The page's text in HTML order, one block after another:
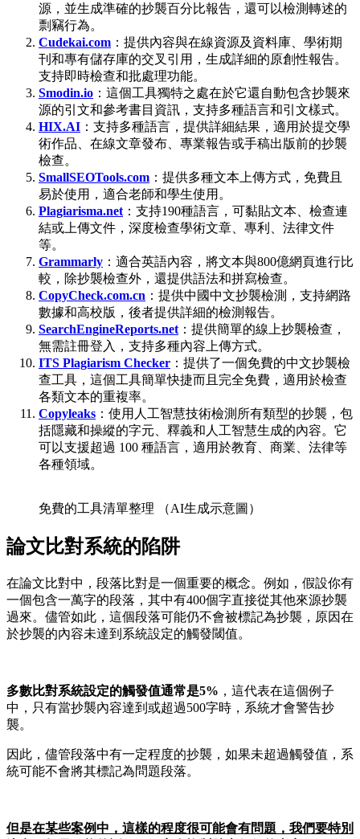
源，並生成準確的抄襲百分比報告，還可以檢測轉述的
剽竊行為。
Cudekai.com ：提供內容與在線資源及資料庫、學術期
刊和專有儲存庫的交叉引用，生成詳細的原創性報告。
支持即時檢查和批處理功能。
Smodin.io ：這個工具獨特之處在於它還自動包含抄襲來
源的引文和參考書目資訊，支持多種語言和引文樣式。
HIX.AI ：支持多種語言，提供詳細結果，適用於提交學
術作品、在線文章發布、專業報告或手稿出版前的抄襲
檢查。
SmallSEOTools.com ：提供多種文本上傳方式，免費且
易於使用，適合老師和學生使用。
Plagiarisma.net：支持190種語言，可黏貼文本、檢查連
結或上傳文件，深度檢查學術文章、專利、法律文件
等。
Grammarly ：適合英語內容，將文本與800億網頁進行比
較，除抄襲檢查外，還提供語法和拼寫檢查。
CopyCheck.com.cn ：提供中國中文抄襲檢測，支持網路
數據和高校版，後者提供詳細的檢測報告。
SearchEngineReports.net：提供簡單的線上抄襲檢查，
無需註冊登入，支持多種內容上傳方式。
ITS Plagiarism Checker ：提供了一個免費的中文抄襲檢
查工具，這個工具簡單快捷而且完全免費，適用於檢查
各類文本的重複率。
Copyleaks ：使用人工智慧技術檢測所有類型的抄襲，包
括隱藏和操縱的字元、釋義和人工智慧生成的內容。它
可以支援超過 100 種語言，適用於教育、商業、法律等
各種領域。
免費的工具清單整理 （AI生成示意圖）
論文比對系統的陷阱
在論文比對中，段落比對是一個重要的概念。例如，假設你有
一個包含一萬字的段落，其中有400個字直接從其他來源抄襲
過來。儘管如此，這個段落可能仍不會被標記為抄襲，原因在
於抄襲的內容未達到系統設定的觸發閾值。
多數比對系統設定的觸發值通常是5% ，這代表在這個例子
中，只有當抄襲內容達到或超過500字時，系統才會警告抄
襲。
因此，儘管段落中有一定程度的抄襲，如果未超過觸發值，系
統可能不會將其標記為問題段落。
但是在某些案例中，這樣的程度很可能會有問題，我們要特別